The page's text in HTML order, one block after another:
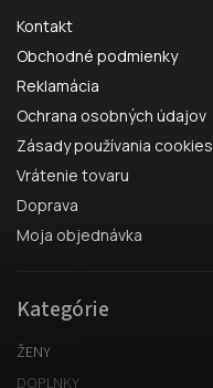
Kontakt
Obchodné podmienky
Reklamácia
Ochrana osobných údajov
Zásady používania cookies
Vrátenie tovaru
Doprava
Moja objednávka
Kategórie
ŽENY
DOPLNKY